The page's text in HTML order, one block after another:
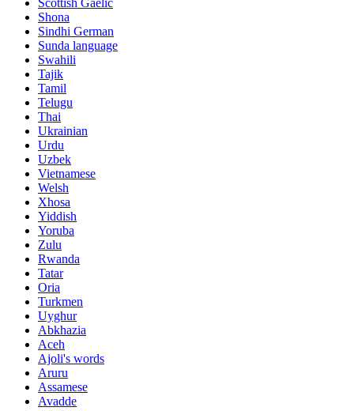
Shona
Sindhi German
Sunda language
Swahili
Tajik
Tamil
Telugu
Thai
Ukrainian
Urdu
Uzbek
Vietnamese
Welsh
Xhosa
Yiddish
Yoruba
Zulu
Rwanda
Tatar
Oria
Turkmen
Uyghur
Abkhazia
Aceh
Ajoli's words
Aruru
Assamese
Avadde